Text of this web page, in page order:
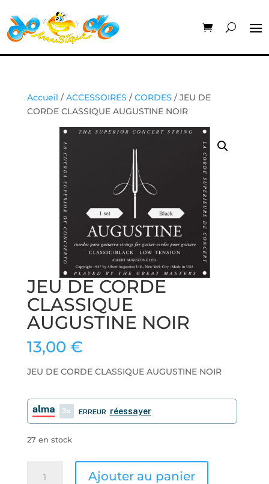
Accueil /ACCESSOIRES /CORDES / JEU DE
CORDE CLASSIQUE AUGUSTINE NOIR
JEU DE CORDE
CLASSIQUE
AUGUSTINE NOIR
13,00 €
JEU DE CORDE CLASSIQUE AUGUSTINE NOIR
3 ERREUR réessayer
27 en stock
Ajouter au panier